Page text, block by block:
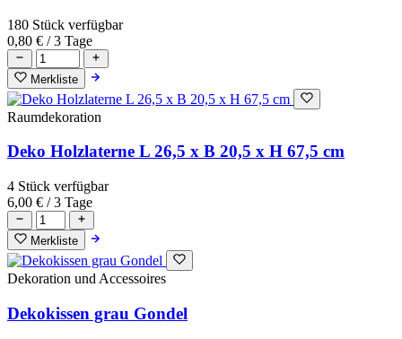
180 Stück verfügbar
0,80 € / 3 Tage
Merkliste
Raumdekoration
Deko Holzlaterne L 26,5 x B 20,5 x H 67,5 cm
4 Stück verfügbar
6,00 € / 3 Tage
Merkliste
Dekoration und Accessoires
Dekokissen grau Gondel